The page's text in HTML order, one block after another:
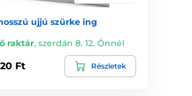
ujjú szürke ing
raktár,szerdán 8. 12. Önnél
Ft Részletek